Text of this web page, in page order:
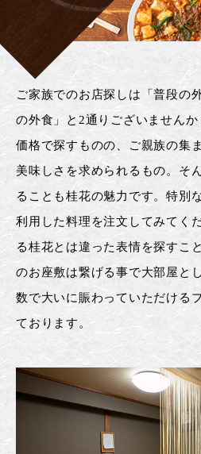
ご家族でのお店探しは「普段の
の外食」と2通りございません
価格で探すものの、ご親族の集
美味しさを求められるもの。そ
ることも桂花の魅力です。特別
利用した料理を注文してみてく
る桂花とは違った表情を探すこ
のお座敷は繋げる事で大部屋と
数で大いに賑わっていただける
ております。